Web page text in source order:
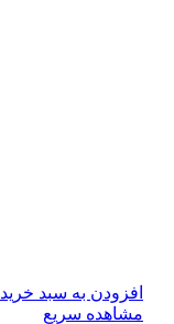
افزودن به سبد خرید
مشاهده سریع